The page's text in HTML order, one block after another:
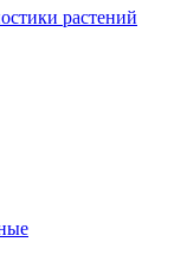
растений